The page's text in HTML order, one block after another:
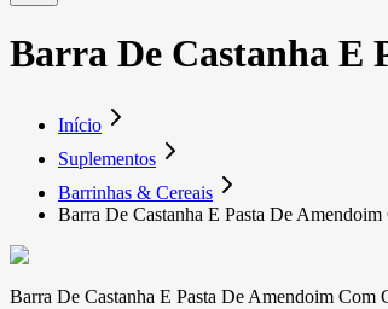
Barra De Castanha E
Início
Suplementos
Barrinhas & Cereais
Barra De Castanha E Pasta De
Barra De Castanha E Pasta De Amendoim Com